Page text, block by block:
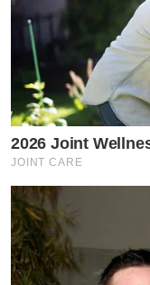
2026 Joint
JOINT CARE